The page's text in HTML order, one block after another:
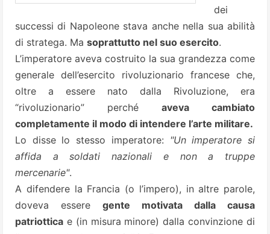
dei
successi di Napoleone stava anche nella sua abilità
di stratega. Ma soprattutto nel suo esercito.
L’imperatore aveva costruito la sua grandezza come
generale dell’esercito rivoluzionario francese che,
oltre a essere nato dalla Rivoluzione, era
“rivoluzionario” perché aveva cambiato
completamente il modo di intendere l’arte militare.
Lo disse lo stesso imperatore: "Un imperatore si
affida a soldati nazionali e non a truppe
mercenarie".
A difendere la Francia (o l’impero), in altre parole,
doveva essere gente motivata dalla causa
patriottica e (in misura minore) dalla convinzione di